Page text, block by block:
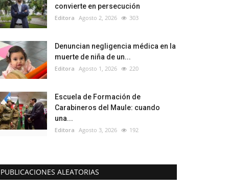
convierte en persecución
Editora Agosto 2, 2026 303
Denuncian negligencia médica en la
muerte de niña de un...
Editora Agosto 1, 2026 220
Escuela de Formación de
Carabineros del Maule: cuando
una...
Editora Agosto 3, 2026 192
PUBLICACIONES ALEATORIAS